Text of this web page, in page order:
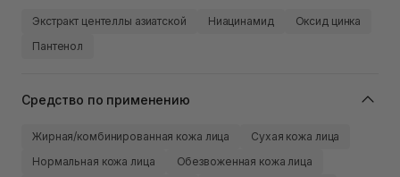
Экстракт центеллы азиатской Ниацинамид
Оксид цинка
Пантенол
Средство по применению
Жирная/комбинированная кожа лица
Сухая кожа лица
Нормальная кожа лица
Обезвоженная кожа лица